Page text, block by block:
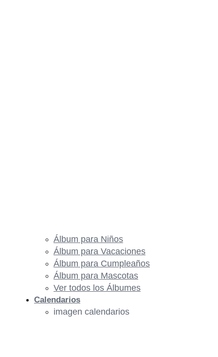
Álbum para Niños
Álbum para Vacaciones
Álbum para Cumpleaños
Álbum para Mascotas
Ver todos los Álbumes
Calendarios
imagen calendarios